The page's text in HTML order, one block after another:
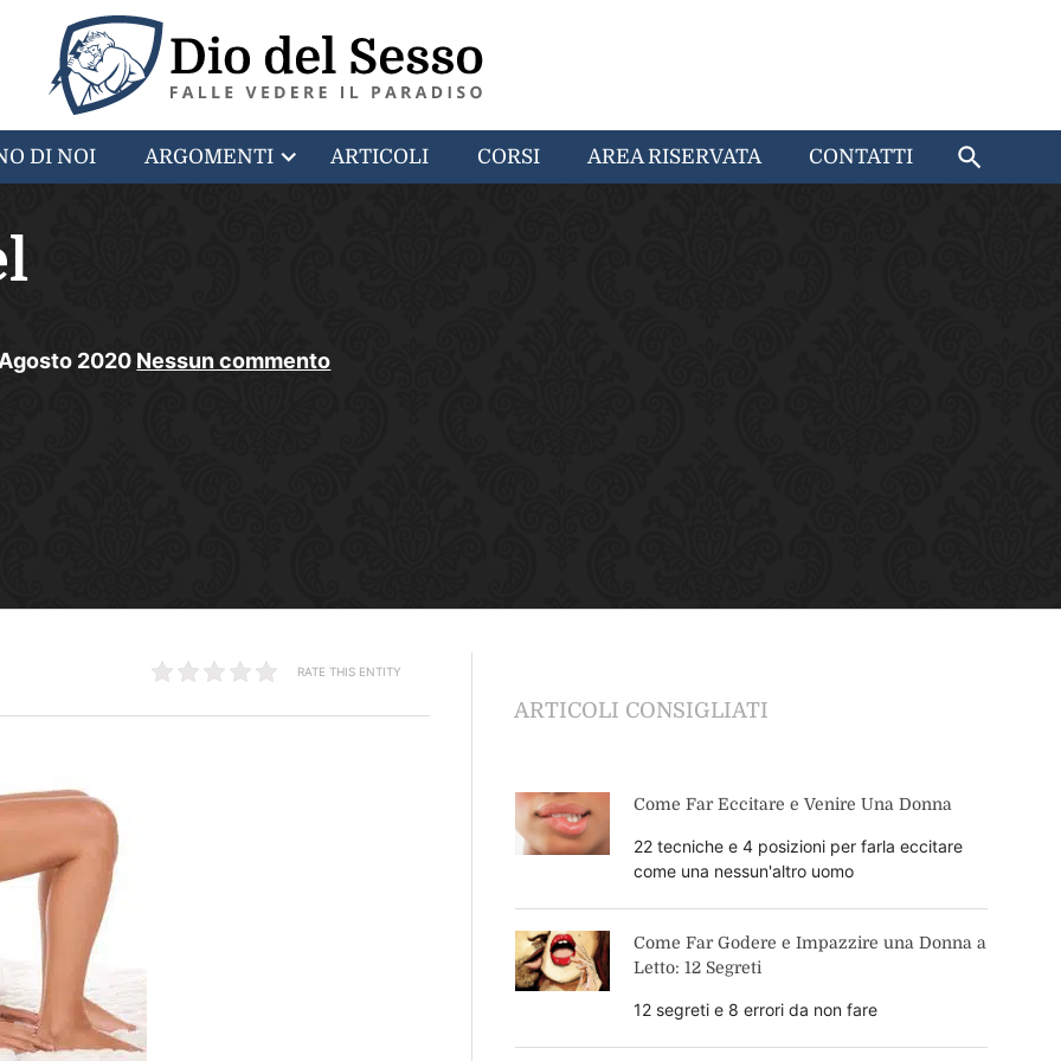
DI NOI ARGOMENTI ARTICOLI CORSI AREA RISERVATA CONTATTI
2020 Nessun commento
RATE THIS ENTITY
ARTICOLI CONSIGLIATI
Come Far Eccitare e Venire Una Donna
22 tecniche e 4 posizioni per farla eccitare
come una nessun'altro uomo
Come Far Godere e Impazzire una Donna a
Letto: 12 Segreti
12 segreti e 8 errori da non fare